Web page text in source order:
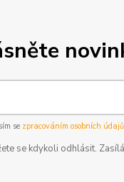
se zpracováním osobních údajů
se kdykoli odhlásit.